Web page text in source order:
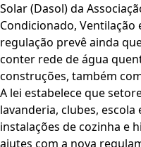
Solar (Dasol) da
Condicionado, Ventilação
regulação prevê ainda
conter rede de água
construções, também
A lei estabelece que
lavanderia, clubes,
instalações de cozinha e
ajutes com a nova